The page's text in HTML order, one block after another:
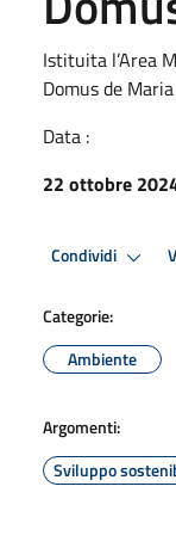
Istituita l’Area
Domus de Maria
Data :
22 ottobre
Condividi
Categorie:
Ambiente
Argomenti:
Sviluppo